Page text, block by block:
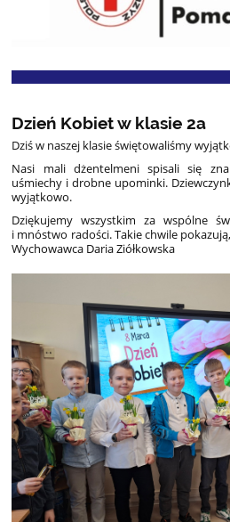
Dzień Kobiet w klasie 2a
Dziś w naszej klasie świętowaliśmy
Nasi mali dżentelmeni spisali się
uśmiechy i drobne upominki.
wyjątkowo.
Dziękujemy wszystkim za wspólne
i mnóstwo radości. Takie chwile
️Wychowawca Daria Ziółkowska